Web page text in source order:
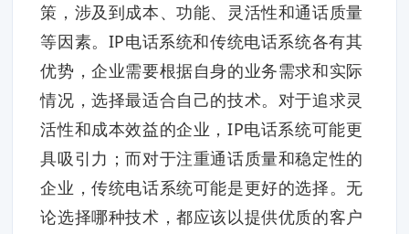
策，涉及到成本、功能、灵活性和通话质量
等因素。IP电话系统和传统电话系统各有其
优势，企业需要根据自身的业务需求和实际
情况，选择最适合自己的技术。对于追求灵
活性和成本效益的企业，IP电话系统可能更
具吸引力；而对于注重通话质量和稳定性的
企业，传统电话系统可能是更好的选择。无
论选择哪种技术，都应该以提供优质的客户